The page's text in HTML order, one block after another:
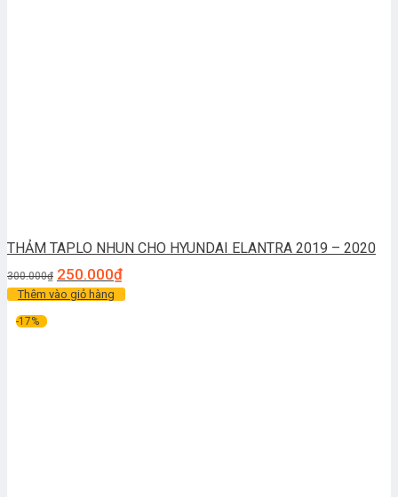
THẢM TAPLO NHUN CHO HYUNDAI ELANTRA 2019 – 2020
300.000₫ 250.000₫
Thêm vào giỏ hàng
-17%